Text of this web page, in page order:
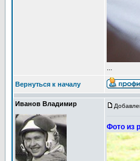
...
Вернуться к началу
Иванов Владимир
Фото из